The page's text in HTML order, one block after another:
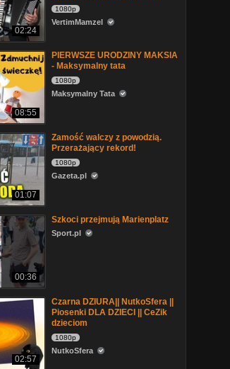
02:24
1080p
VertimMamzel
08:55
PIERWSZE URODZINY MAKSIA
- Maksymalny tata
1080p
Maksymalny Tata
01:07
Zamość walczy z powodzią.
Przerażający rekord!
1080p
Gazeta.pl
00:36
Szkoci przejmują Marienplatz
Sport.pl
02:57
Czarna DZIURA|| NutkoSfera ||
Piosenki DLA DZIECI || CeZik
dzieciom
1080p
NutkoSfera